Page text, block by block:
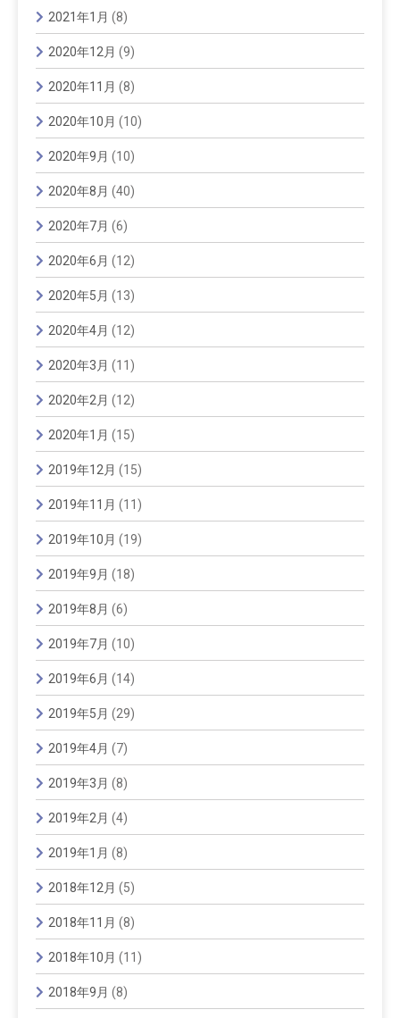
2021年1月 (8)
2020年12月 (9)
2020年11月 (8)
2020年10月 (10)
2020年9月 (10)
2020年8月 (40)
2020年7月 (6)
2020年6月 (12)
2020年5月 (13)
2020年4月 (12)
2020年3月 (11)
2020年2月 (12)
2020年1月 (15)
2019年12月 (15)
2019年11月 (11)
2019年10月 (19)
2019年9月 (18)
2019年8月 (6)
2019年7月 (10)
2019年6月 (14)
2019年5月 (29)
2019年4月 (7)
2019年3月 (8)
2019年2月 (4)
2019年1月 (8)
2018年12月 (5)
2018年11月 (8)
2018年10月 (11)
2018年9月 (8)